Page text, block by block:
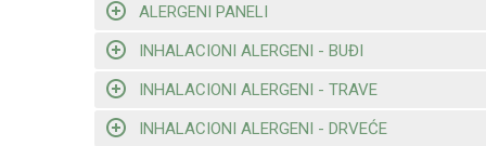
ALERGENI PANELI
INHALACIONI ALERGENI - BUĐI
INHALACIONI ALERGENI - TRAVE
INHALACIONI ALERGENI - DRVEĆE